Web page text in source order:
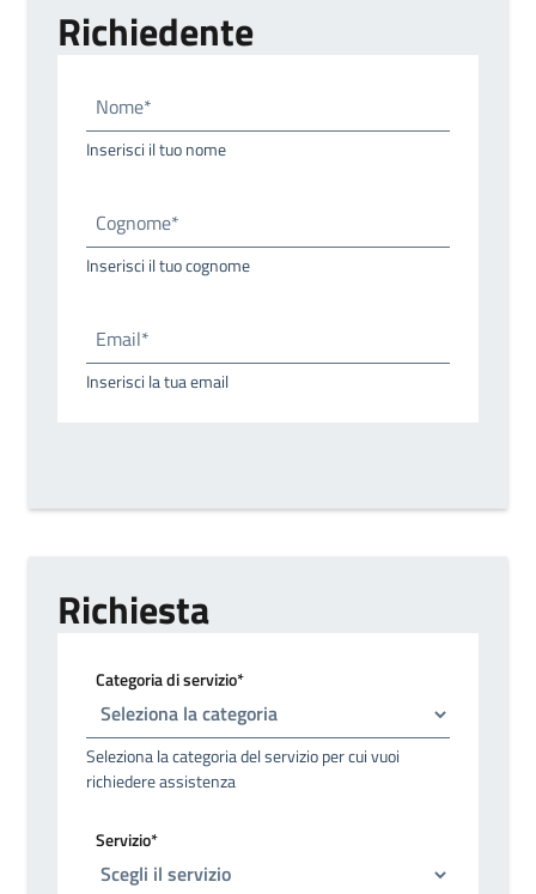
Richiedente
Nome*
Inserisci il tuo nome
Cognome*
Inserisci il tuo cognome
Email*
Inserisci la tua email
Richiesta
Categoria di servizio*
Seleziona la categoria del servizio per cui vuoi
richiedere assistenza
Servizio*